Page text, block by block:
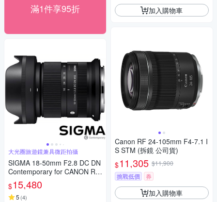
滿1件享95折
大光圈旅遊鏡兼具微距拍攝
SIGMA 18-50mm F2.8 DC DN
Contemporary for CANON RF
接環 (公司貨) 旅遊鏡 APS-C 無
反微單眼專用鏡頭
$15,480
5 (4)
加入購物車
Canon RF 24-105mm F4-7.1 I
S STM (拆鏡 公司貨)
$11,305 $11,900
挑戰低價
券
加入購物車